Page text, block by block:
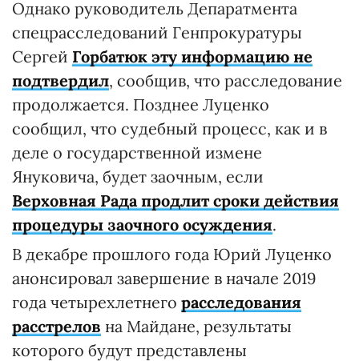
Однако руководитель Депаратмента
спецрасследований Генпрокуратуры
Сергей Горбатюк эту информацию не
подтвердил, сообщив, что расследование
продолжается. Позднее Луценко
сообщил, что судебный процесс, как и в
деле о государственной измене
Януковича, будет заочным, если
Верховная Рада продлит сроки действия
процедуры заочного осуждения.
В декабре прошлого года Юрий Луценко
анонсировал завершение в начале 2019
года четырехлетнего расследования
расстрелов на Майдане, результаты
которого будут представлены